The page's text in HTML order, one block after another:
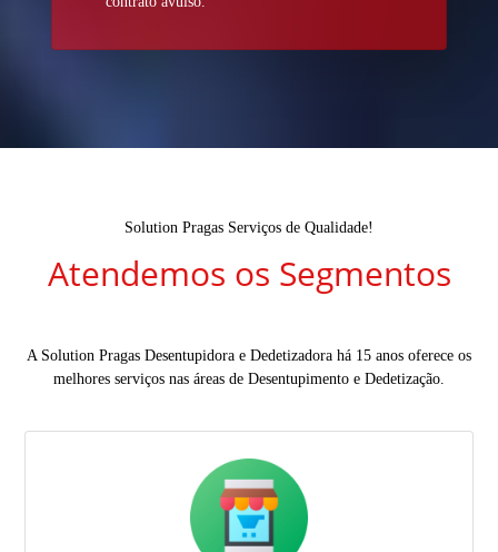
Solution Pragas Serviços de Qualidade!
Atendemos os Segmentos
A Solution Pragas Desentupidora e Dedetizadora há 15 anos oferece os
melhores serviços nas áreas de Desentupimento e Dedetização.